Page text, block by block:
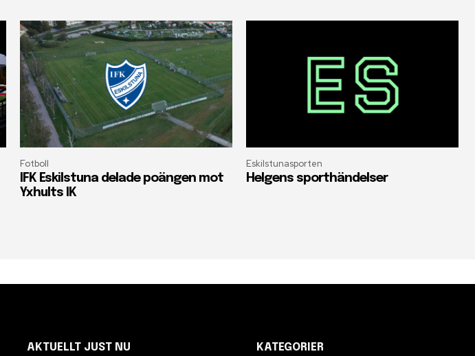
Fotboll
IFK Eskilstuna delade poängen mot
Yxhults IK
Eskilstunasporten
Helgens sporthändelser
AKTUELLT JUST NU KATEGORIER